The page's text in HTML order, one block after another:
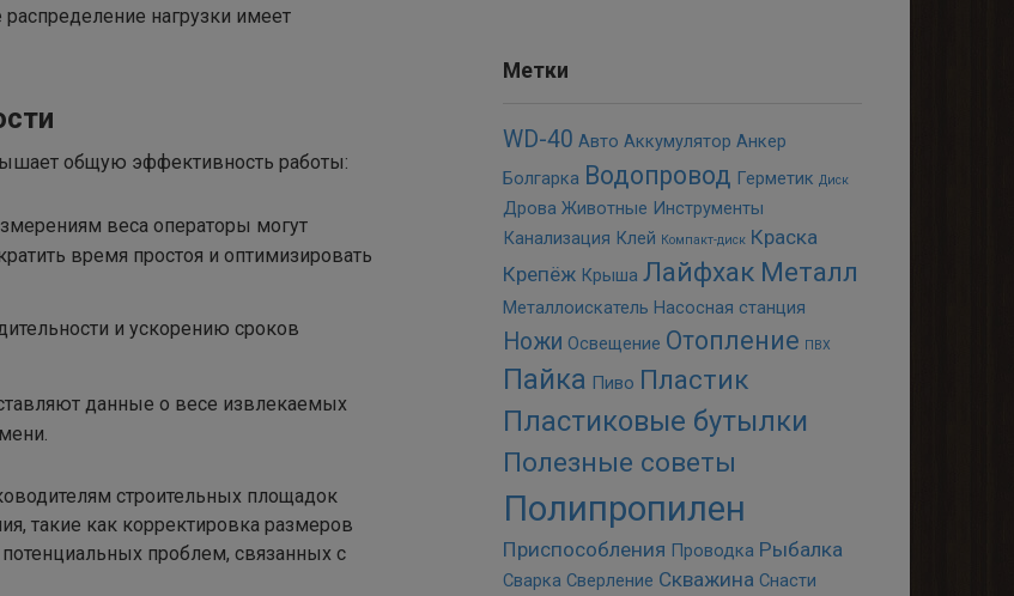
нагрузки имеет
общую эффективность работы:
веса операторы могут
время простоя и оптимизировать
и ускорению сроков
данные о весе извлекаемых
строительных площадок
такие как корректировка размеров
проблем, связанных с
Метки
WD-40 Авто Аккумулятор Анкер
Болгарка Водопровод Герметик Диск
Дрова Животные Инструменты
Канализация Клей Компакт-диск Краска
Крепёж Крыша Лайфхак Металл
Металлоискатель Насосная станция
Ножи Освещение Отопление ПВХ
Пайка Пиво Пластик
Пластиковые бутылки
Полезные советы
Полипропилен
Приспособления Проводка Рыбалка
Сварка Сверление Скважина Снасти